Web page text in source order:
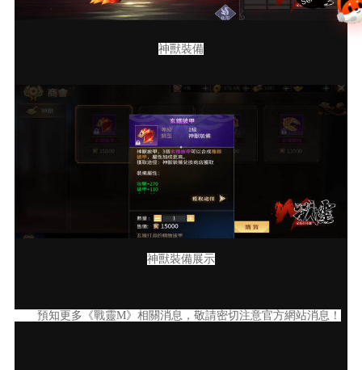
神獸裝備
神獸裝備展示
預知更多《戰靈M》相關消息，敬請密切注意官方網站消息！